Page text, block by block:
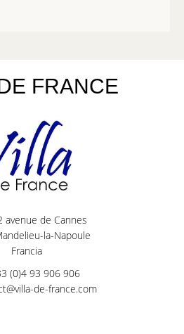
FRANCE
avenue de Cannes
la-Napoule
Francia
(0)4 93 906 906
de-france.com